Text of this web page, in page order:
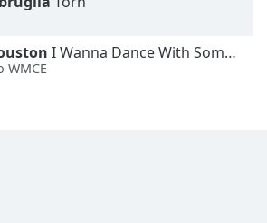
I Wanna Dance With Somebody
WMCE